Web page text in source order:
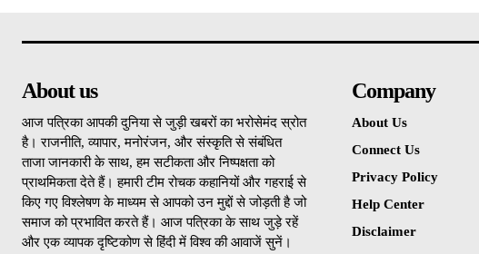
About us
आज पत्रिका आपकी दुनिया से जुड़ी खबरों का भरोसेमंद स्रोत
है। राजनीति, व्यापार, मनोरंजन, और संस्कृति से संबंधित
ताजा जानकारी के साथ, हम सटीकता और निष्पक्षता को
प्राथमिकता देते हैं। हमारी टीम रोचक कहानियों और गहराई से
किए गए विश्लेषण के माध्यम से आपको उन मुद्दों से जोड़ती है जो
समाज को प्रभावित करते हैं। आज पत्रिका के साथ जुड़े रहें
और एक व्यापक दृष्टिकोण से हिंदी में विश्व की आवाजें सुनें।
Company
About Us
Connect Us
Privacy Policy
Help Center
Disclaimer